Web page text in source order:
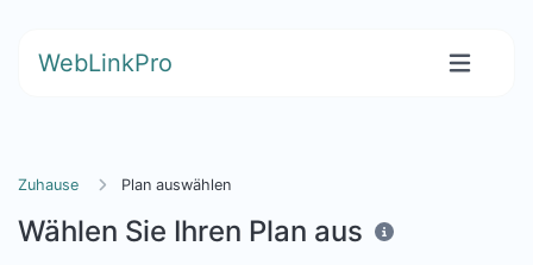
WebLinkPro
Zuhause Plan auswählen
Wählen Sie Ihren Plan aus